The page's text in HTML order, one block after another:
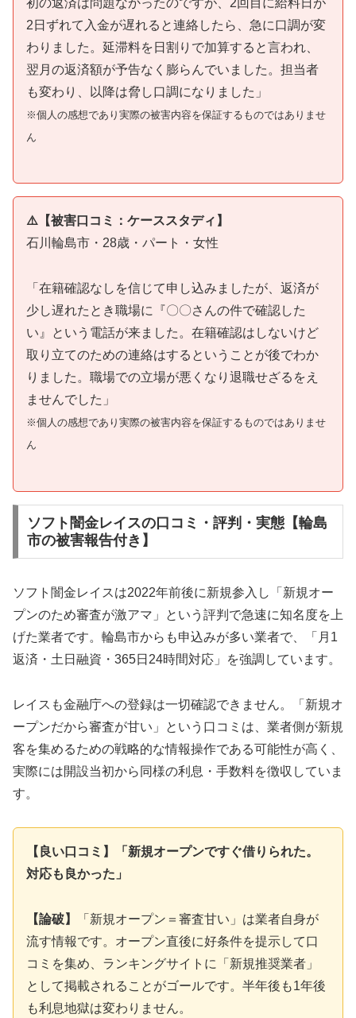
2日ずれて入金が遅れると連絡したら、急に口調が変
わりました。延滞料を日割りで加算すると言われ、
翌月の返済額が予告なく膨らんでいました。担当者
も変わり、以降は脅し口調になりました」
※個人の感想であり実際の被害内容を保証するものではありませ
ん
⚠️【被害口コミ：ケーススタディ】
石川輪島市・28歳・パート・女性
「在籍確認なしを信じて申し込みましたが、返済が
少し遅れたとき職場に『〇〇さんの件で確認した
い』という電話が来ました。在籍確認はしないけど
取り立てのための連絡はするということが後でわか
りました。職場での立場が悪くなり退職せざるをえ
ませんでした」
※個人の感想であり実際の被害内容を保証するものではありませ
ん
ソフト闇金レイスの口コミ・評判・実態【輪島
市の被害報告付き】
ソフト闇金レイスは2022年前後に新規参入し「新規オー
プンのため審査が激アマ」という評判で急速に知名度を上
げた業者です。輪島市からも申込みが多い業者で、「月1
返済・土日融資・365日24時間対応」を強調しています。
レイスも金融庁への登録は一切確認できません。「新規オ
ープンだから審査が甘い」という口コミは、業者側が新規
客を集めるための戦略的な情報操作である可能性が高く、
実際には開設当初から同様の利息・手数料を徴収していま
す。
【良い口コミ】「新規オープンですぐ借りられた。
対応も良かった」
【論破】
「新規オープン＝審査甘い」は業者自身が
流す情報です。オープン直後に好条件を提示して口
コミを集め、ランキングサイトに「新規推奨業者」
として掲載されることがゴールです。半年後も1年後
も利息地獄は変わりません。